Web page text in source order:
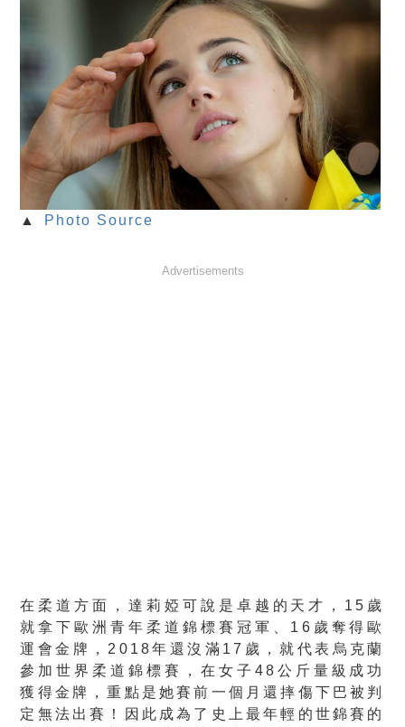
▲ Photo Source
Advertisements
在柔道方面，達莉婭可說是卓越的天才，15歲
就拿下歐洲青年柔道錦標賽冠軍、16歲奪得歐
運會金牌，2018年還沒滿17歲，就代表烏克蘭
參加世界柔道錦標賽，在女子48公斤量級成功
獲得金牌，重點是她賽前一個月還摔傷下巴被判
定無法出賽！因此成為了史上最年輕的世錦賽的